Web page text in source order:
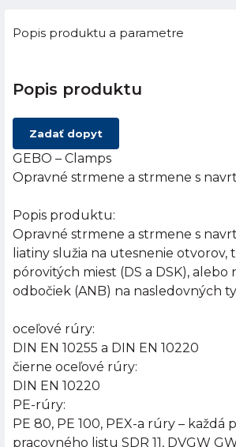
Popis produktu a parametre
Popis produktu
Zadať dopyt
GEBO – Clamps
Opravné strmene a strmene s
Popis produktu:
Opravné strmene a strmene s
liatiny služia na utesnenie otvorov,
pórovitých miest (DS a DSK), alebo
odbočiek (ANB) na nasledovných
oceľové rúry:
DIN EN 10255 a DIN EN 10220
čierne oceľové rúry:
DIN EN 10220
PE-rúry:
PE 80, PE 100, PEX-a rúry – každá
pracovného listu SDR 11, DVGW